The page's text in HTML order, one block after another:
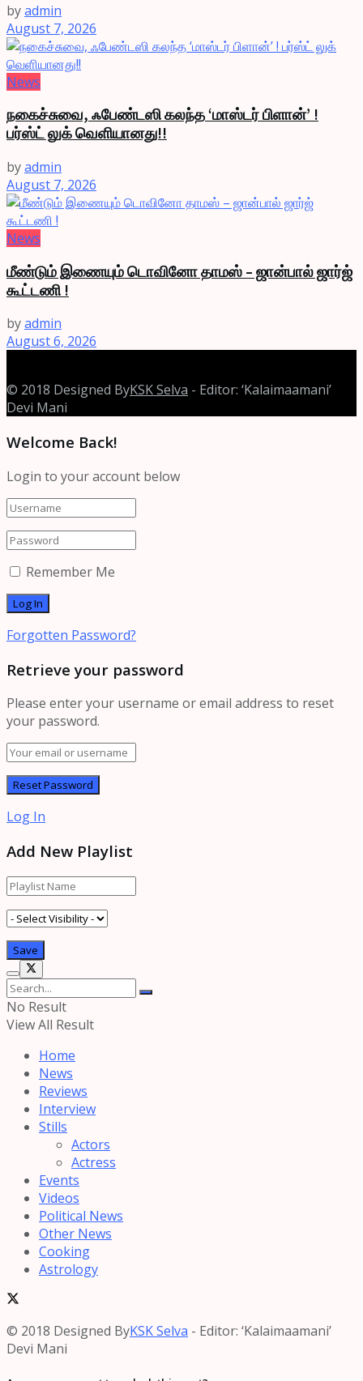
byadmin
August 7, 2026
News
நகைச்சுவை, ஃபேண்டஸி கலந்த ‘மாஸ்டர் பிளான்’ !
பர்ஸ்ட் லுக் வெளியானது!!
byadmin
August 7, 2026
News
மீண்டும் இணையும் டொவினோ தாமஸ் – ஜான்பால் ஜார்ஜ்
கூட்டணி !
byadmin
August 6, 2026
© 2018 Designed ByKSK Selva - Editor: ‘Kalaimaamani’
Devi Mani
Welcome Back!
Login to your account below
Remember Me
Forgotten Password?
Retrieve your password
Please enter your username or email address to reset
your password.
Log In
Add New Playlist
No Result
View All Result
Home
News
Reviews
Interview
Stills
Actors
Actress
Events
Videos
Political News
Other News
Cooking
Astrology
© 2018 Designed ByKSK Selva - Editor: ‘Kalaimaamani’
Devi Mani